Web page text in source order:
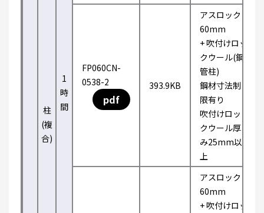
柱
(複
合)
1
時
間
FP060CN-
0538-2
pdf
393.9KB
アスロック
60mm
+ 吹付けロッ
クウール(鋼
管柱)
鋼材寸法制
限有り
吹付けロッ
クウール厚
み25mm以
上
アスロック
60mm
+ 吹付けロッ